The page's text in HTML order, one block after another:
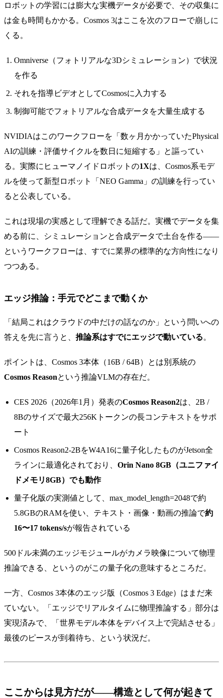
ロボットの学習には膨大な実機データが必要で、その収集に
は金も時間もかかる。Cosmos 3はここを次のフローで崩しに
くる。
Omniverse（フォトリアルな3Dシミュレーション）で状況
を作る
それを指導ビデオとしてCosmosに入力する
制御可能でフォトリアルな合成データを大量生成する
NVIDIAはこのワークフローを「数ヶ月かかっていたPhysical
AIの訓練・評価サイクルを数日に短縮する」と謳ってい
る。実際にヒューマノイドロボットの1Xは、Cosmos系モデ
ルを使って新型ロボット「NEO Gamma」の訓練を行ってい
ると公表している。
これは現場の実感として理解できる話だ。実機でデータを集
める前に、シミュレーションと合成データで土台を作る——
というワークフローは、すでに業界の標準的な方向性になり
つつある。
エッジ推論：手元でどこまで動くか
「結局これはクラウドの中だけの話なのか」という問いへの
答えを先に言うと、 推論系はすでにエッジで動いている。
ポイントは、Cosmos 3本体（16B / 64B）とは別系統の
Cosmos Reasonという推論VLMの存在だ。
CES 2026（2026年1月）発表のCosmos Reason2は、2B /
8Bのサイズで最大256Kトークンの長コンテキストをサポ
ート
Cosmos Reason2-2BをW4A16に量子化したものがJetson全
ラインに最適化されており、 Orin Nano 8GB（ユニファイ
ドメモリ8GB）でも動作
量子化版の実測値として、max_model_length=2048で約
5.8GBのRAMを使い、テキスト・画像・動画の推論で約
16〜17 tokens/sが報告されている
500ドル未満のエッジモジュールがカメラ映像について物理
推論できる、というのがこの量子化の意味するところだ。
一方、Cosmos 3本体のエッジ版（Cosmos 3 Edge）はまだ来
ていない。「エッジでリアルタイムに物理推論する」部分は
実現済みで、「世界モデル本体をデバイス上で完結させる」
最後のピースが到着待ち、という状況だ。
ここからは見方だが——構造として何が起きて